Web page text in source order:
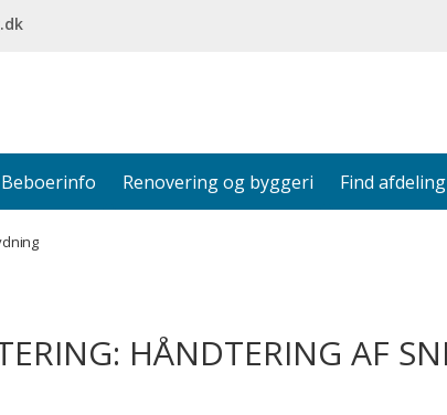
Beboerinfo Renovering og byggeri Find afdeling
HÅNDTERING AF